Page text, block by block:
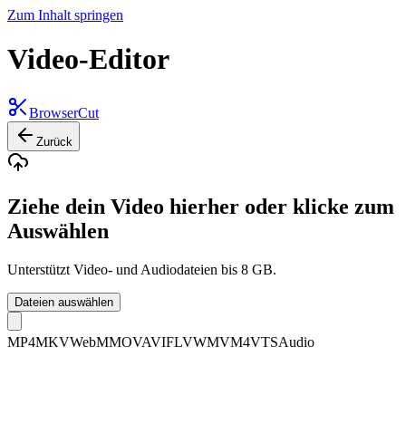
Zum Inhalt springen
Video-Editor
BrowserCut
Zurück
Ziehe dein Video hierher oder klicke zum
Auswählen
Unterstützt Video- und Audiodateien bis 8 GB.
Dateien auswählen
MP4MKVWebMMOVAVIFLVWMVM4VTSAudio